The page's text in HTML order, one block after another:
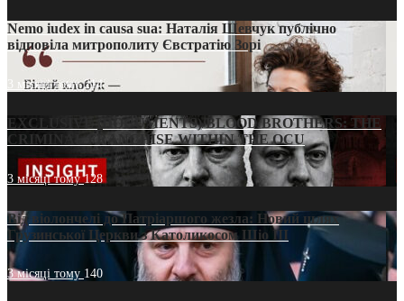
Nemo iudex in causa sua: Наталія Шевчук публічно
відповіла митрополиту Євстратію Зорі
3 місяці тому214
EXCLUSIVE (DOCUMENTS)/BLOOD BROTHERS: THE
CRIMINAL FRANCHISE WITHIN THE OCU
3 місяці тому128
Від віолончелі до Патріаршого жезла: Новий шлях
Грузинської Церкви з Католикосом Шіо III
3 місяці тому 140